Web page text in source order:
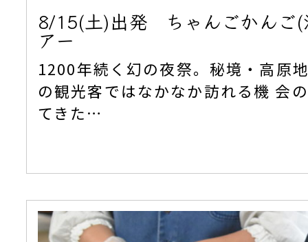
8/15(土)出発 ちゃんごかんご(
アー
1200年続く幻の夜祭。秘境・高原
の観光客ではなかなか訪れる機 会
てきた…